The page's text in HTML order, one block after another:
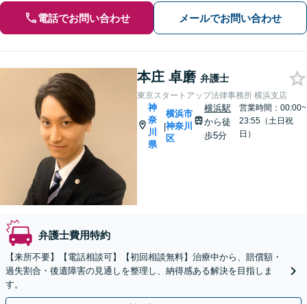
電話でお問い合わせ メールでお問い合わせ
本庄 卓磨 弁護士
東京スタートアップ法律事務所 横浜支店
神
奈
川
県
|
横浜市
神奈川
区
横浜駅
から徒
歩5分
営業時間：00:00~
23:55（土日祝
日）
弁護士費用特約
【来所不要】【電話相談可】【初回相談無料】治療中から、賠償額・
過失割合・後遺障害の見通しを整理し、納得感ある解決を目指しま
す。